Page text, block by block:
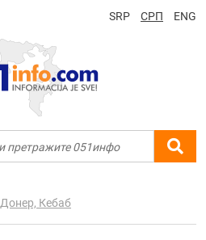
SRP СРП ENG
Донер, Кебаб